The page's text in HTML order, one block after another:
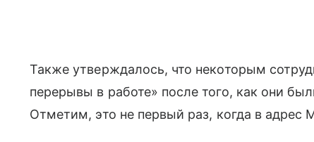
Также утверждалось, что некоторым
перерывы в работе» после того, как они
Отметим, это не первый раз, когда в адрес